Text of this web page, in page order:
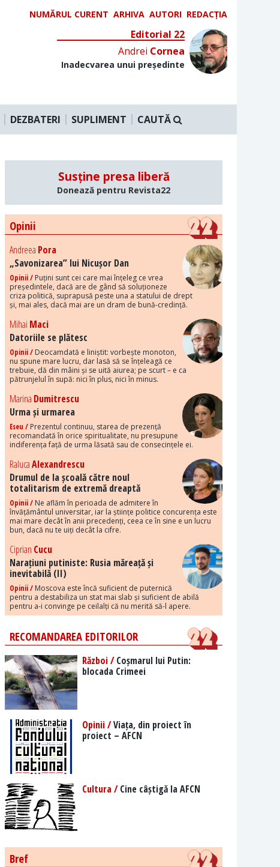
NUMĂRUL CURENT ARHIVA AUTORI REDACȚIA
Editorial 22
Andrei Cornea
Inadecvarea unui președinte
DEZBATERI SUPLIMENT CAUTĂ
Susține presa liberă
Donează pentru Revista22
Opinii
Andreea Pora
„Savonizarea” lui Nicușor Dan
Opinii / Puțini sunt cei care mai înțeleg ce vrea
președintele, dacă are de gând să soluționeze
criza politică, suprapusă peste una a statului de drept
și, mai ales, dacă mai are un dram de bună-credință.
Mihai Maci
Datoriile se plătesc
Opinii / Deocamdată e liniștit: vorbește monoton,
nu spune mare lucru, dar lasă să se înțeleagă ce
trebuie, dă din mâini și se uită aiurea; pe scurt – e ca
pătrunjelul în supă: nici în plus, nici în minus.
Marina Dumitrescu
Urma și urmarea
Eseu / Prezentul continuu, starea de prezență
recomandată în orice spiritualitate, nu presupune
indiferența față de urma lăsată sau de consecințele ei.
RalucaAlexandrescu
Drumul de la școală către noul
totalitarism de extremă dreaptă
Opinii / Ne aflăm în perioada de admitere în
învățământul universitar, iar la științe politice concurența este
mai mare decât în anii precedenți, ceea ce în sine e un lucru
bun, dacă nu te uiți decât la cifre.
Ciprian Cucu
Narațiuni putiniste: Rusia măreață și
inevitabilă (II)
Opinii / Moscova este încă suficient de puternică
pentru a destabiliza un stat mai slab și suficient de abilă
pentru a-i convinge pe ceilalți că nu merită să-l apere.
RECOMANDAREA EDITORILOR
Război /Coșmarul lui Putin:
blocada Crimeei
Opinii /Viața, din proiect în
proiect – AFCN
Cultura /Cine câștigă la AFCN
Bref